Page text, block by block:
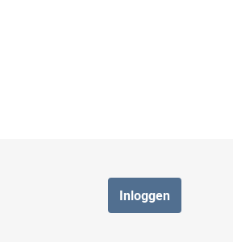
Inloggen